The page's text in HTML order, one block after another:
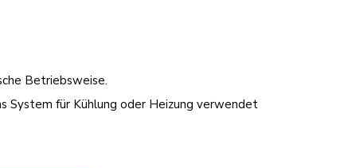
Betriebsweise.
System für Kühlung oder Heizung verwendet